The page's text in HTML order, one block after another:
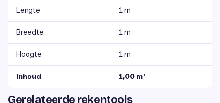
Lengte 1 m
Breedte 1 m
Hoogte 1 m
Inhoud 1,00 m³
Gerelateerde rekentools